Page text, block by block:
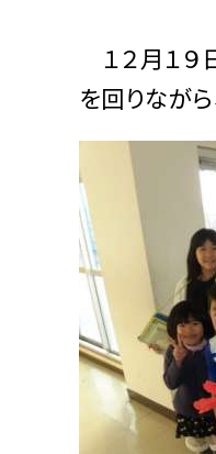
１２月１９
を回りなが